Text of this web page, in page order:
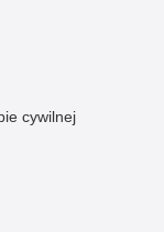
cywilnej